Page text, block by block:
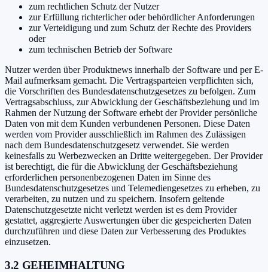
zum rechtlichen Schutz der Nutzer
zur Erfüllung richterlicher oder behördlicher Anforderungen
zur Verteidigung und zum Schutz der Rechte des Providers
oder
zum technischen Betrieb der Software
Nutzer werden über Produktnews innerhalb der Software und per E-
Mail aufmerksam gemacht. Die Vertragsparteien verpflichten sich,
die Vorschriften des Bundesdatenschutzgesetzes zu befolgen. Zum
Vertragsabschluss, zur Abwicklung der Geschäftsbeziehung und im
Rahmen der Nutzung der Software erhebt der Provider persönliche
Daten von mit dem Kunden verbundenen Personen. Diese Daten
werden vom Provider ausschließlich im Rahmen des Zulässigen
nach dem Bundesdatenschutzgesetz verwendet. Sie werden
keinesfalls zu Werbezwecken an Dritte weitergegeben. Der Provider
ist berechtigt, die für die Abwicklung der Geschäftsbeziehung
erforderlichen personenbezogenen Daten im Sinne des
Bundesdatenschutzgesetzes und Telemediengesetzes zu erheben, zu
verarbeiten, zu nutzen und zu speichern. Insofern geltende
Datenschutzgesetzte nicht verletzt werden ist es dem Provider
gestattet, aggregierte Auswertungen über die gespeicherten Daten
durchzuführen und diese Daten zur Verbesserung des Produktes
einzusetzen.
3.2 GEHEIMHALTUNG